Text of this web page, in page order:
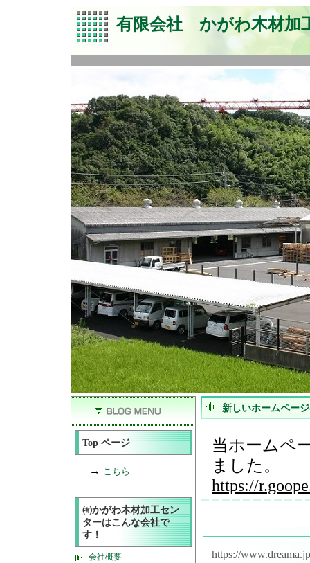
有限会社 かがわ木材加
Top ページ
→ こちら
㈲かがわ木材加工セン
ターはこんな会社で
す！
会社概要
新しいホームペー
当ホームペ
ました。
https://
https://